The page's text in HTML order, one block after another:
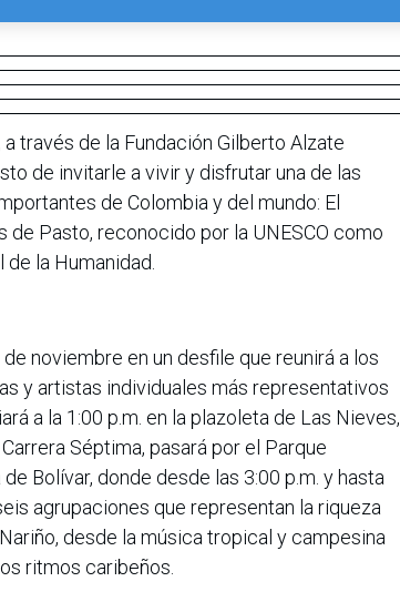
través de la Fundación Gilberto Alzate
de invitarle a vivir y disfrutar una de las
de Colombia y del mundo: El
de Pasto, reconocido por la UNESCO como
la Humanidad.
noviembre en un desfile que reunirá a los
y artistas individuales más representativos
a la 1:00 p.m. en la plazoleta de Las Nieves,
Séptima, pasará por el Parque
Bolívar, donde desde las 3:00 p.m. y hasta
agrupaciones que representan la riqueza
desde la música tropical y campesina
ritmos caribeños.